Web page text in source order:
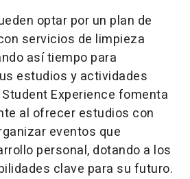
optar por un plan de
servicios de limpieza
así tiempo para
estudios y actividades
Experience fomenta
al ofrecer estudios con
eventos que
personal, dotando a los
clave para su futuro.